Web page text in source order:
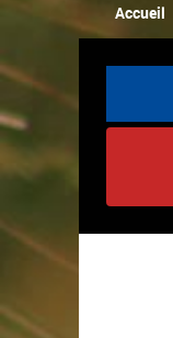
Accueil